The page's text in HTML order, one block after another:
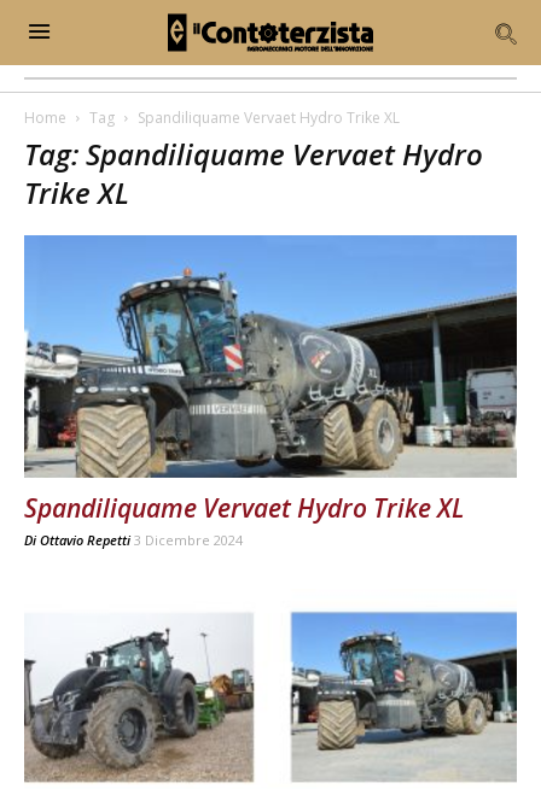
Home Tag Spandiliquame Vervaet Hydro Trike XL
Tag: Spandiliquame Vervaet Hydro
Trike XL
Spandiliquame Vervaet Hydro Trike XL
Di Ottavio Repetti 3 Dicembre 2024